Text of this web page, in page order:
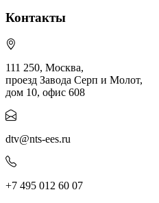
Контакты
111 250, Москва,
проезд Завода Серп и Молот,
дом 10, офис 608
dtv@nts-ees.ru
+7 495 012 60 07